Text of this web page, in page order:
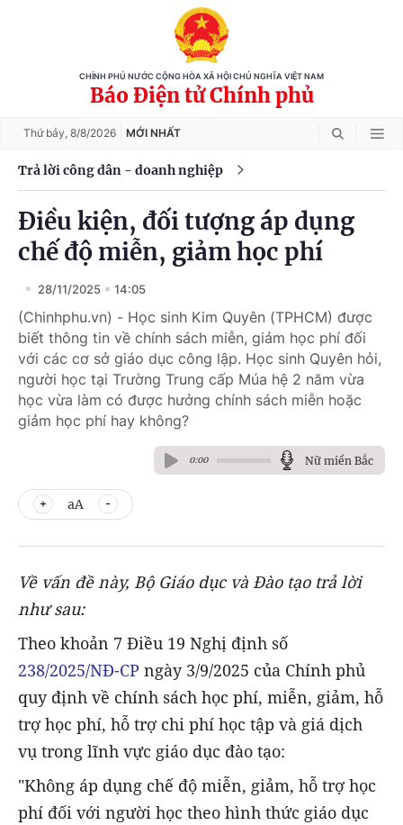
CHÍNH PHỦ NƯỚC CỘNG HÒA XÃ HỘI CHỦ NGHĨA VIỆT NAM
Báo Điện tử Chính phủ
Thứ bảy, 8/8/2026 MỚI NHẤT
Trả lời công dân - doanh nghiệp
Điều kiện, đối tượng áp dụng
chế độ miễn, giảm học phí
28/11/2025 14:05
(Chinhphu.vn) - Học sinh Kim Quyên (TPHCM) được
biết thông tin về chính sách miễn, giảm học phí đối
với các cơ sở giáo dục công lập. Học sinh Quyên hỏi,
người học tại Trường Trung cấp Múa hệ 2 năm vừa
học vừa làm có được hưởng chính sách miễn hoặc
giảm học phí hay không?
0:00 Nữ miền Bắc
aA
Về vấn đề này, Bộ Giáo dục và Đào tạo trả lời
như sau:
Theo khoản 7 Điều 19 Nghị định số
238/2025/NĐ-CP ngày 3/9/2025 của Chính phủ
quy định về chính sách học phí, miễn, giảm, hỗ
trợ học phí, hỗ trợ chi phí học tập và giá dịch
vụ trong lĩnh vực giáo dục đào tạo:
"Không áp dụng chế độ miễn, giảm, hỗ trợ học
phí đối với người học theo hình thức giáo dục